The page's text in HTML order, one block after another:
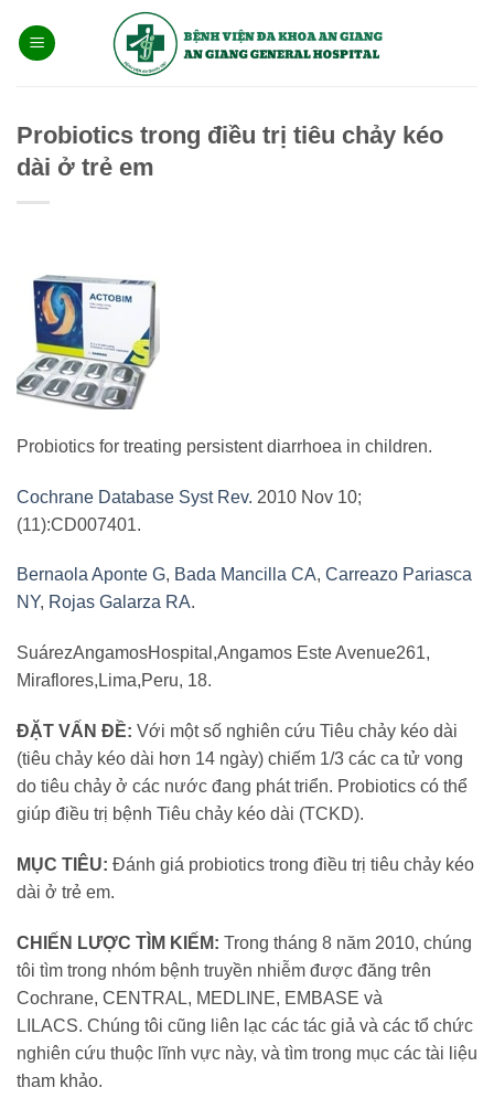
qua
Probiotics trong điều trị tiêu chảy kéo
dài ở trẻ em
Probiotics for treating persistent diarrhoea in children.
Cochrane Database Syst Rev. 2010 Nov 10;
(11):CD007401.
Bernaola Aponte G, Bada Mancilla CA, Carreazo Pariasca
NY, Rojas Galarza RA.
SuárezAngamosHospital,Angamos Este Avenue261,
Miraflores,Lima,Peru, 18.
ĐẶT VẤN ĐỀ: Với một số nghiên cứu Tiêu chảy kéo dài
(tiêu chảy kéo dài hơn 14 ngày) chiếm 1/3 các ca tử vong
do tiêu chảy ở các nước đang phát triển. Probiotics có thể
giúp điều trị bệnh Tiêu chảy kéo dài (TCKD).
MỤC TIÊU: Đánh giá probiotics trong điều trị tiêu chảy kéo
dài ở trẻ em.
CHIẾN LƯỢC TÌM KIẾM: Trong tháng 8 năm 2010, chúng
tôi tìm trong nhóm bệnh truyền nhiễm được đăng trên
Cochrane, CENTRAL, MEDLINE, EMBASE và
LILACS. Chúng tôi cũng liên lạc các tác giả và các tổ chức
nghiên cứu thuộc lĩnh vực này, và tìm trong mục các tài liệu
tham khảo.